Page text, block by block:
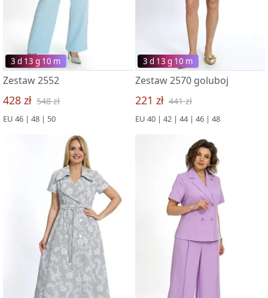
3 d 13 g 09 m
Zestaw 2552
428 zł 548 zł
EU 46 | 48 | 50
3 d 13 g 09 m
Zestaw 2570 goluboj
221 zł 441 zł
EU 40 | 42 | 44 | 46 | 48